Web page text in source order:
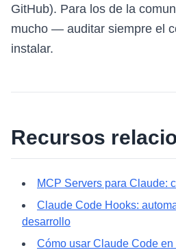
GitHub). Para los de la
mucho — auditar siempre el
instalar.
Recursos
MCP Servers para Claude:
Claude Code Hooks:
desarrollo
Cómo usar Claude Code